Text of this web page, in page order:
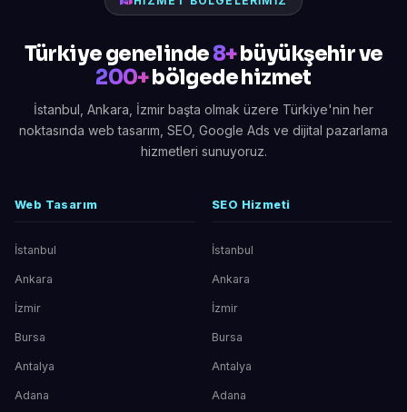
Türkiye genelinde8+büyükşehir ve
200+bölgede hizmet
İstanbul, Ankara, İzmir başta olmak üzere Türkiye'nin her
noktasında web tasarım, SEO, Google Ads ve dijital pazarlama
hizmetleri sunuyoruz.
Web Tasarım
İstanbul
Ankara
İzmir
Bursa
Antalya
Adana
SEO Hizmeti
İstanbul
Ankara
İzmir
Bursa
Antalya
Adana